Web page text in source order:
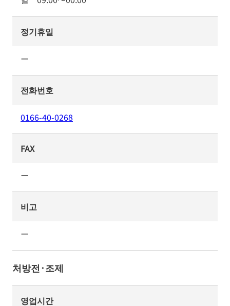
정기휴일
ー
전화번호
0166-40-0268
FAX
ー
비고
ー
처방전·조제
영업시간